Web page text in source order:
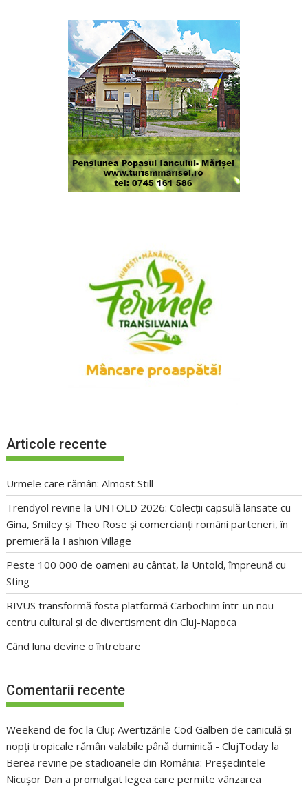
Articole recente
Urmele care rămân: Almost Still
Trendyol revine la UNTOLD 2026: Colecții capsulă lansate cu
Gina, Smiley și Theo Rose și comercianți români parteneri, în
premieră la Fashion Village
Peste 100 000 de oameni au cântat, la Untold, împreună cu
Sting
RIVUS transformă fosta platformă Carbochim într-un nou
centru cultural și de divertisment din Cluj-Napoca
Când luna devine o întrebare
Comentarii recente
Weekend de foc la Cluj: Avertizările Cod Galben de caniculă și
nopți tropicale rămân valabile până duminică - ClujToday la
Berea revine pe stadioanele din România: Președintele
Nicușor Dan a promulgat legea care permite vânzarea